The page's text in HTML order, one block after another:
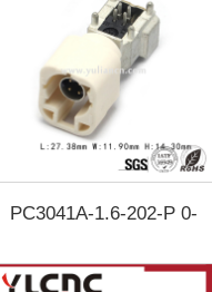
PC3041A-1.6-202-P 0-